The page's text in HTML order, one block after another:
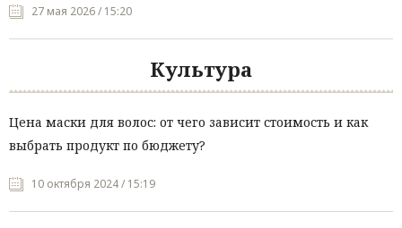
27 мая 2026 / 15:20
Культура
Цена маски для волос: от чего зависит стоимость и как
выбрать продукт по бюджету?
10 октября 2024 / 15:19